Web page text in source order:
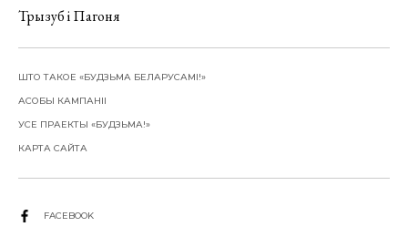
Трызуб і Пагоня
ШТО ТАКОЕ «БУДЗЬМА БЕЛАРУСАМІ!»
АСОБЫ КАМПАНІІ
УСЕ ПРАЕКТЫ «БУДЗЬМА!»
КАРТА САЙТА
FACEBOOK